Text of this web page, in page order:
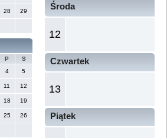
28 29
P
S
4 5
11 12
18 19
25 26
Środa
12
Czwartek
13
Piątek